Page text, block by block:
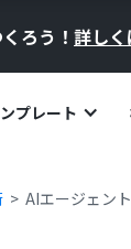
ろう！ 詳し
プレート
AIエージェン